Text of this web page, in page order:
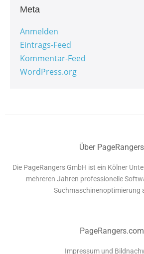
Meta
Anmelden
Eintrags-Feed
Kommentar-Feed
WordPress.org
Über PageRangers
Die PageRangers GmbH ist ein Kölner
mehreren Jahren professionelle
Suchmaschinenoptimierung
PageRangers.com
Impressum und